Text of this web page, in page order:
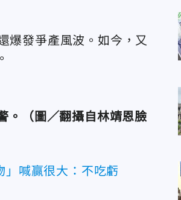
爆發爭產風波。如今，又
。（圖／翻攝自林靖恩臉
」喊贏很大：不吃虧